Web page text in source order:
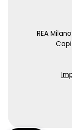
REA